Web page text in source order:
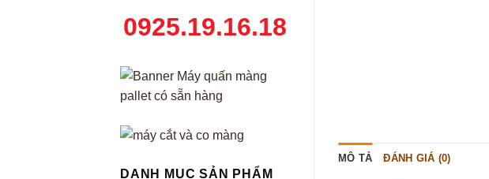
0925.19.16.18
DANH MỤC SẢN PHẨM
MÔ TẢ ĐÁNH GIÁ (0)